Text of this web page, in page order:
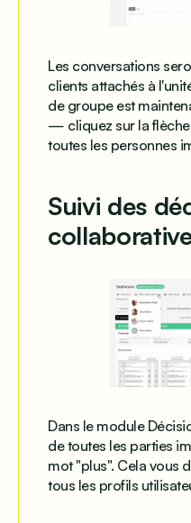
Les conversations
clients attachés à
de groupe est
— cliquez sur la
toutes les personnes
Suivi des
Dans le module
de toutes les parties
mot "plus". Cela vous
tous les profils